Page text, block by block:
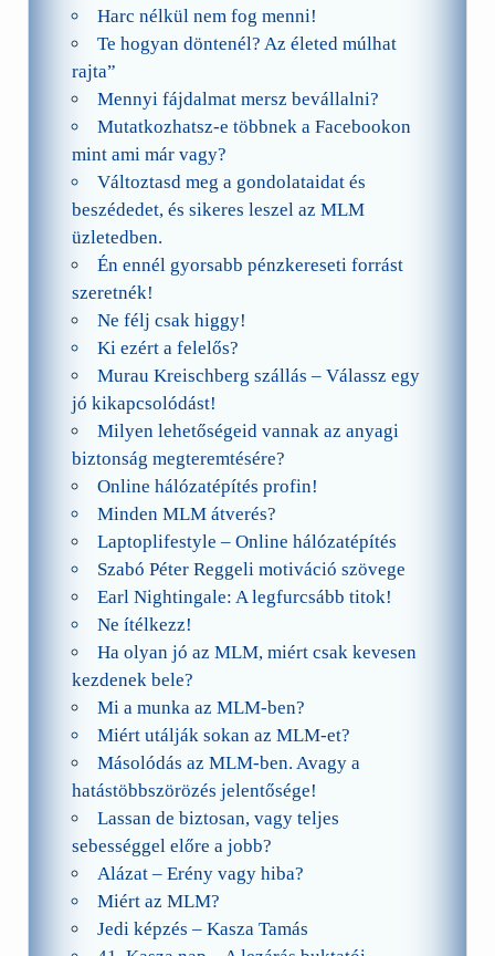
Harc nélkül nem fog menni!
Te hogyan döntenél? Az életed múlhat
rajta”
Mennyi fájdalmat mersz bevállalni?
Mutatkozhatsz-e többnek a Facebookon
mint ami már vagy?
Változtasd meg a gondolataidat és
beszédedet, és sikeres leszel az MLM
üzletedben.
Én ennél gyorsabb pénzkereseti forrást
szeretnék!
Ne félj csak higgy!
Ki ezért a felelős?
Murau Kreischberg szállás – Válassz egy
jó kikapcsolódást!
Milyen lehetőségeid vannak az anyagi
biztonság megteremtésére?
Online hálózatépítés profin!
Minden MLM átverés?
Laptoplifestyle – Online hálózatépítés
Szabó Péter Reggeli motiváció szövege
Earl Nightingale: A legfurcsább titok!
Ne ítélkezz!
Ha olyan jó az MLM, miért csak kevesen
kezdenek bele?
Mi a munka az MLM-ben?
Miért utálják sokan az MLM-et?
Másolódás az MLM-ben. Avagy a
hatástöbbszörözés jelentősége!
Lassan de biztosan, vagy teljes
sebességgel előre a jobb?
Alázat – Erény vagy hiba?
Miért az MLM?
Jedi képzés – Kasza Tamás